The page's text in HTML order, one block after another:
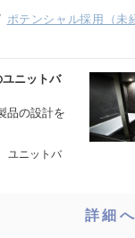
ポテンシャル採用（未
ニットバ
品の設計を
ユニットバ
詳細へ